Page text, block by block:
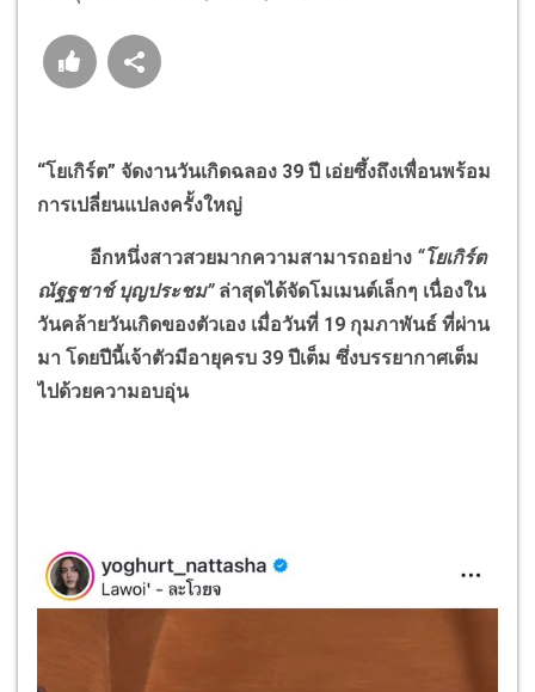
“โยเกิร์ต” จัดงานวันเกิดฉลอง 39 ปี เอ่ยซึ้งถึงเพื่อนพร้อม
การเปลี่ยนแปลงครั้งใหญ่
อีกหนึ่งสาวสวยมากความสามารถอย่าง “โยเกิร์ต
ณัฐฐชาช์ บุญประชม”ล่าสุดได้จัดโมเมนต์เล็กๆ เนื่องใน
วันคล้ายวันเกิดของตัวเอง เมื่อวันที่ 19 กุมภาพันธ์ ที่ผ่าน
มา โดยปีนี้เจ้าตัวมีอายุครบ 39 ปีเต็ม ซึ่งบรรยากาศเต็ม
ไปด้วยความอบอุ่น